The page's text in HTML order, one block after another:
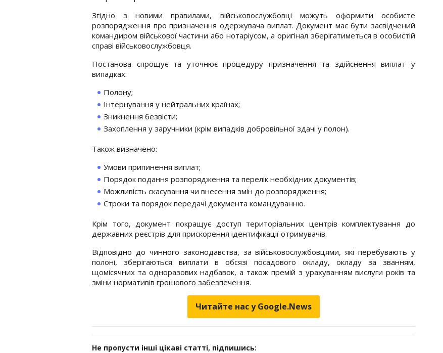
Згідно з новими правилами, військовослужбовці можуть оформити особисте
розпорядження про призначення одержувача виплат. Документ має бути засвідчений
командиром військової частини або нотаріусом, а оригінал зберігатиметься в особистій
справі військовослужбовця.
Постанова спрощує та уточнює процедуру призначення та здійснення виплат у
випадках:
Полону;
Інтернування у нейтральних країнах;
Зникнення безвісти;
Захоплення у заручники (крім випадків добровільної здачі у полон).
Також визначено:
Умови припинення виплат;
Порядок подання розпорядження та перелік необхідних документів;
Можливість скасування чи внесення змін до розпорядження;
Строки та порядок передачі документа командуванню.
Крім того, документ покращує доступ територіальних центрів комплектування до
державних реєстрів для прискорення ідентифікації отримувачів.
Відповідно до чинного законодавства, за військовослужбовцями, які перебувають у
полоні, зберігаються виплати в обсязі посадового окладу, окладу за званням,
щомісячних та одноразових надбавок, а також премій з урахуванням вислуги років та
зміни нормативів грошового забезпечення.
Читайте нас у Google.News
Не пропусти інші цікаві статті, підпишись: